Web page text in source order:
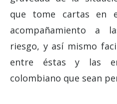
que tome cartas en
acompañamiento a
riesgo, y así mismo
entre éstas y las
colombiano que sean